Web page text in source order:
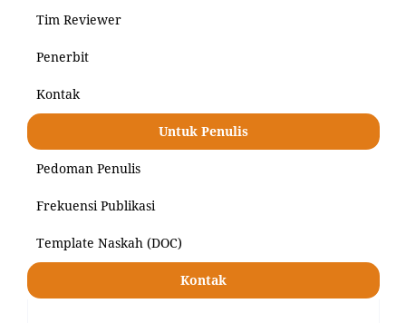
Tim Reviewer
Penerbit
Kontak
Untuk Penulis
Pedoman Penulis
Frekuensi Publikasi
Template Naskah (DOC)
Kontak